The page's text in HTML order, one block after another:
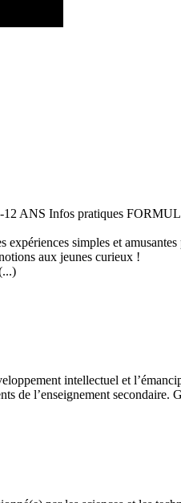
ANS Infos pratiques
simples et
aux jeunes curieux !
intellectuel et
de l’enseignement